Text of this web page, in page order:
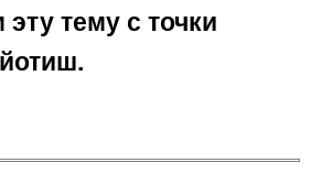
тему с точки